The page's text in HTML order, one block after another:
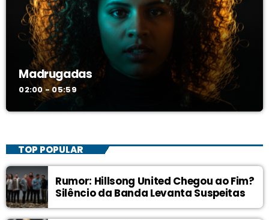
Madrugadas
02:00 - 05:59
TOP POPULAR
Rumor: Hillsong United Chegou ao Fim?
Silêncio da Banda Levanta Suspeitas